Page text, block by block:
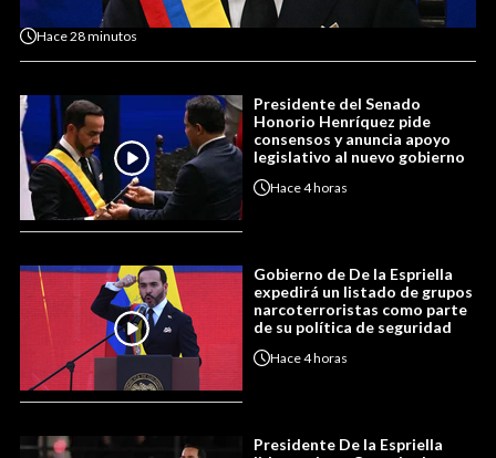
Hace28 minutos
Presidente del Senado
Honorio Henríquez pide
consensos y anuncia apoyo
legislativo al nuevo gobierno
Hace4 horas
Gobierno de De la Espriella
expedirá un listado de grupos
narcoterroristas como parte
de su política de seguridad
Hace4 horas
Presidente De la Espriella